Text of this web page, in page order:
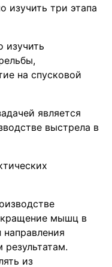
изучить три этапа
изучить
на спусковой
является
выстрела в
мышц в
направления
из